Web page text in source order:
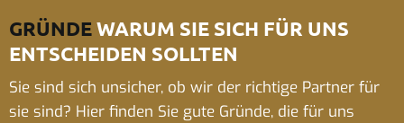
GRÜNDEWARUM SIE SICH FÜR UNS
ENTSCHEIDEN SOLLTEN
Sie sind sich unsicher, ob wir der richtige Partner für
sie sind? Hier finden Sie gute Gründe, die für uns